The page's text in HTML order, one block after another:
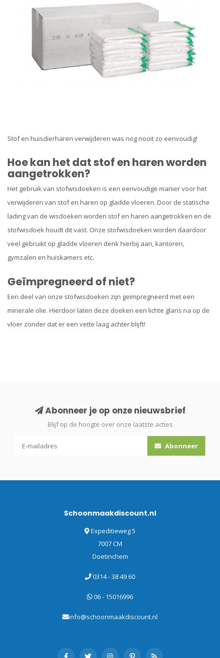
Stof en huisdierharen verwijderen was nog nooit zo eenvoudig!
Hoe kan het dat stof en haren worden
aangetrokken?
Het gebruik van stofwisdoeken is een eenvoudige manier voor het
verwijderen van stof en haren op gladde vloeren. Door de statische
lading van de wisdoeken worden stof en haren aangetrokken en de
stofwisdoek houdt dit vast. Onze stofwisdoeken worden daardoor
veel gebruikt op gladde vloeren denk hierbij aan, kantoren,
gymzalen en huiskamers etc.
Geïmpregneerd of niet?
Een deel van onze stofwisdoeken zijn geïmpregneerd met een
minerale olie. Hierdoor laten deze doeken een lichte glans na op de
vloer zonder dat er een vette laag achter blijft!
Abonneer je op onze nieuwsbrief
Blijf op de hoogte over onze laatste acties
Abonneer
Schoonmaakdiscount.nl
Expeditieweg 5
7007 CM
Doetinchem
0314 - 38 49 60
06 - 15016996
info@schoonmaakdiscount.nl